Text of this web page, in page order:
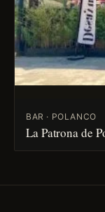
BAR · POLANCO
La Patrona de